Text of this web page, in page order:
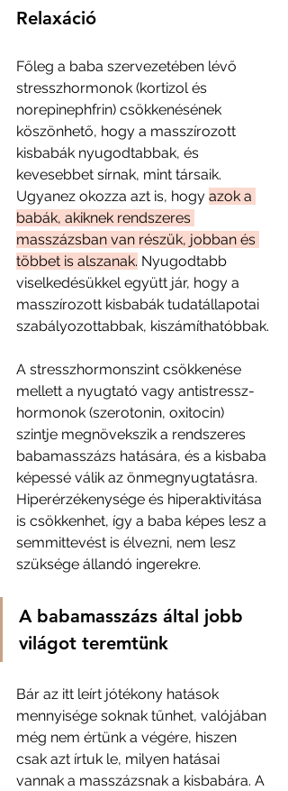
Relaxáció
Főleg a baba szervezetében lévő
stresszhormonok (kortizol és
norepinephfrin) csökkenésének
köszönhető, hogy a masszírozott
kisbabák nyugodtabbak, és
kevesebbet sírnak, mint társaik.
Ugyanez okozza azt is, hogy azok a
babák, akiknek rendszeres
masszázsban van részük, jobban és
többet is alszanak. Nyugodtabb
viselkedésükkel együtt jár, hogy a
masszírozott kisbabák tudatállapotai
szabályozottabbak, kiszámíthatóbbak.
A stresszhormonszint csökkenése
mellett a nyugtató vagy antistressz-
hormonok (szerotonin, oxitocin)
szintje megnövekszik a rendszeres
babamasszázs hatására, és a kisbaba
képessé válik az önmegnyugtatásra.
Hiperérzékenysége és hiperaktivitása
is csökkenhet, így a baba képes lesz a
semmittevést is élvezni, nem lesz
szüksége állandó ingerekre.
A babamasszázs által jobb
világot teremtünk
Bár az itt leírt jótékony hatások
mennyisége soknak tűnhet, valójában
még nem értünk a végére, hiszen
csak azt írtuk le, milyen hatásai
vannak a masszázsnak a kisbabára. A